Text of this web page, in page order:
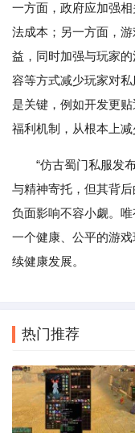
一方面，政府应加强
法成本；另一方面，
益，同时加强与玩家
容等方式减少玩家对
是关键，例如开发更
福利机制，从根本上减
“仿古蜀门私服发
与精神寄托，但其背
负面影响不容小觑。
一个健康、公平的游
续健康发展。
热门推荐